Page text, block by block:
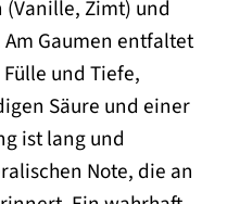
Zimt) und
Gaumen entfaltet
und Tiefe,
Säure und einer
ist lang und
Note, die an